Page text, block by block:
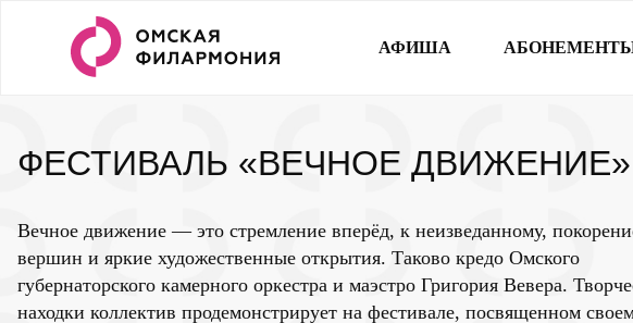
АФИША
ФЕСТИВАЛЬ «ВЕЧНОЕ ДВИЖЕНИЕ»
Вечное движение — это стремление вперёд, к неизведанному,
вершин и яркие художественные открытия. Таково кредо Омского
губернаторского камерного оркестра и маэстро Григория Вевера.
находки коллектив продемонстрирует на фестивале, посвященном